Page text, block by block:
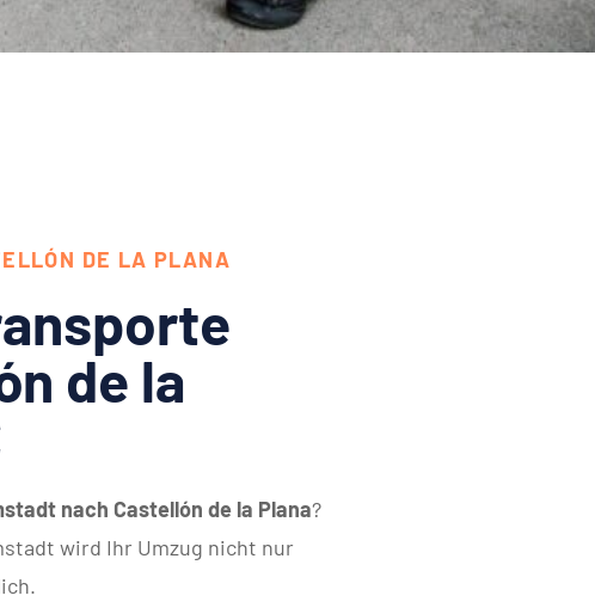
DE LA PLANA
de la
nach Castellón de la Plana?
wird Ihr Umzug nicht nur